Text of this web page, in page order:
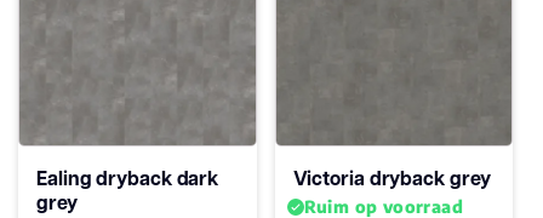
(jaren)
Ealing dryback dark
grey
Victoria dryback grey
Ruim op voorraad